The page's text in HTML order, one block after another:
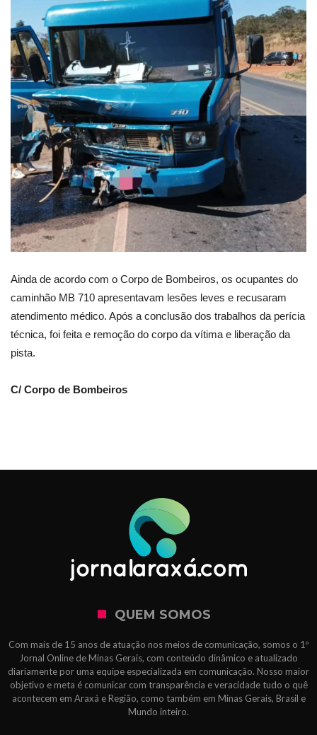
Ainda de acordo com o Corpo de Bombeiros, os ocupantes do
caminhão MB 710 apresentavam lesões leves e recusaram
atendimento médico. Após a conclusão dos trabalhos da perícia
técnica, foi feita e remoção do corpo da vítima e liberação da
pista.
C/ Corpo de Bombeiros
QUEM SOMOS
Com mais de 15 anos de atuação nos meios de comunicação, somos o 1º
Jornal Online de Minas Gerais, com conteúdo dinâmico e atualizado
diariamente por uma equipe especializada em comunicação. Nosso maior
objetivo e meta é comunicar com transparência e veracidade tudo o quê
acontecem em Araxá e Região, como também em Minas Gerais, Brasil e
Mundo inteiro.